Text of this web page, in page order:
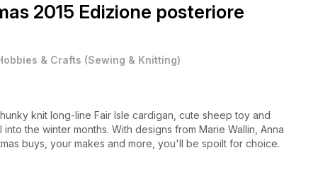
2015 Edizione posteriore
& Crafts (Sewing & Knitting)
knit long-line Fair Isle cardigan, cute sheep toy and
the winter months. With designs from Marie Wallin, Anna
buys, your makes and more, you'll be spoilt for choice.